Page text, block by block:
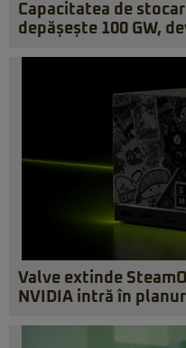
Capacitatea de
depășește 100 GW,
Valve extinde
NVIDIA intră în